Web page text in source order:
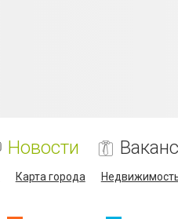
Новости
Карта города